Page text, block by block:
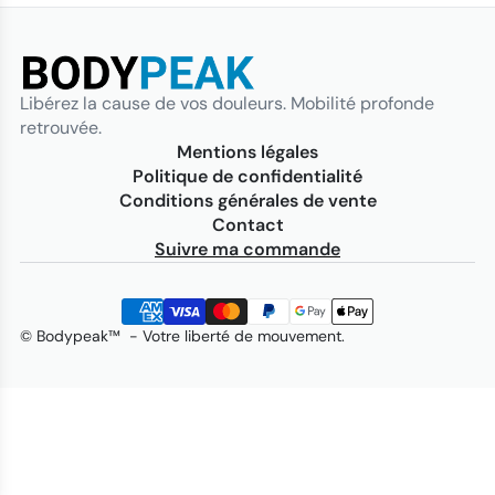
Libérez la cause de vos douleurs. Mobilité profonde
retrouvée.
Mentions légales
Politique de confidentialité
Conditions générales de vente
Contact
Suivre ma commande
© Bodypeak™ - Votre liberté de mouvement.